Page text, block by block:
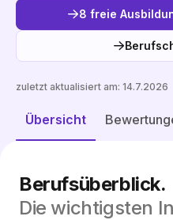
8 freie
Übersicht
zuletzt aktualisiert am: 14.7.2026
Berufsüberblick.
Die wichtigsten